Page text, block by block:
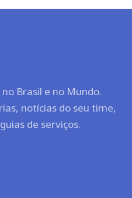
Brasil e no Mundo.
notícias do seu time,
de serviços.